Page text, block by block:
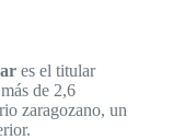
es el titular
de 2,6
zaragozano, un